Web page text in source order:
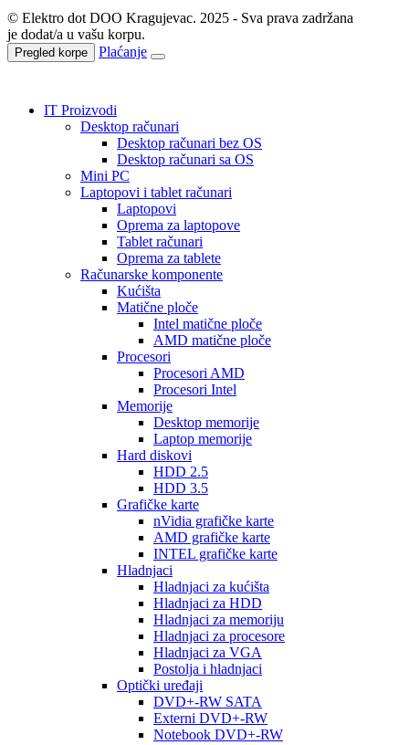
© Elektro dot DOO Kragujevac. 2025 - Sva prava zadržana
je dodat/a u vašu korpu.
Pregled korpe Plaćanje
IT Proizvodi
Desktop računari
Desktop računari bez OS
Desktop računari sa OS
Mini PC
Laptopovi i tablet računari
Laptopovi
Oprema za laptopove
Tablet računari
Oprema za tablete
Računarske komponente
Kućišta
Matične ploče
Intel matične ploče
AMD matične ploče
Procesori
Procesori AMD
Procesori Intel
Memorije
Desktop memorije
Laptop memorije
Hard diskovi
HDD 2.5
HDD 3.5
Grafičke karte
nVidia grafičke karte
AMD grafičke karte
INTEL grafičke karte
Hladnjaci
Hladnjaci za kućišta
Hladnjaci za HDD
Hladnjaci za memoriju
Hladnjaci za procesore
Hladnjaci za VGA
Postolja i hladnjaci
Optički uređaji
DVD+-RW SATA
Externi DVD+-RW
Notebook DVD+-RW